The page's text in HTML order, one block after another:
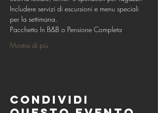
Includere servizi di escursioni e menu speciali
per la settimana.
Pacchetto In B&B o Pensione Completa
Mostra di più
Condividi